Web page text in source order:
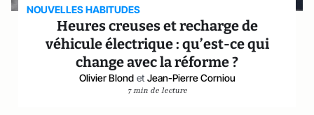
NOUVELLES HABITUDES
Heures creuses et recharge de
véhicule électrique : qu’est-ce qui
change avec la réforme ?
Olivier Blond et Jean-Pierre Corniou
7 min de lecture